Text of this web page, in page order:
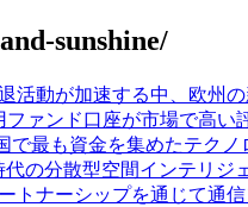
sunshine/
活動が加速する中、欧州
ァンド口座が市場で高い
で最も資金を集めたテクノ
代の分散型空間インテリ
トナーシップを通じて通